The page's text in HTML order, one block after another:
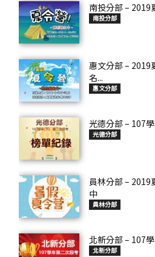
南投分部 – 2019
南投分部
惠文分部 – 2019
名...
惠文分部
光德分部 – 107
光德分部
員林分部 – 2019
中
員林分部
北新分部 – 107
北新分部